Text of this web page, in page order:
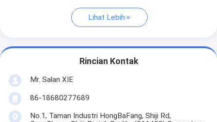
Lihat Lebih
Rincian Kontak
Mr. Salan XIE
86-18680277689
No.1, Taman Industri HongBaFang, Shiji Rd,